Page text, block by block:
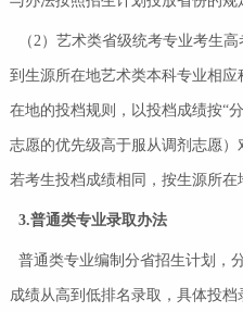
（2）艺术类省级统考专业考生
到生源所在地艺术类本科专业相
在地的投档规则，以投档成绩按“
志愿的优先级高于服从调剂志愿）
若考生投档成绩相同，按生源所在
3.普通类专业录取办法
普通类专业编制分省招生计划，
成绩从高到低排名录取，具体投